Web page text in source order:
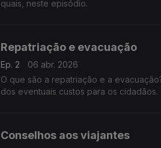
quais, neste episódio.
Repatriação e evacuação
Ep. 2
06 abr. 2026
O que são a repatriação e a
dos eventuais custos para os cidadãos.
Conselhos aos viajantes